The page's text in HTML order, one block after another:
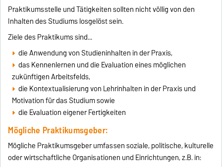
Praktikumsstelle und Tätigkeiten sollten nicht völlig von den
Inhalten des Studiums losgelöst sein.
Ziele des Praktikums sind...
die Anwendung von Studieninhalten in der Praxis,
das Kennenlernen und die Evaluation eines möglichen
zukünftigen Arbeitsfelds,
die Kontextualisierung von Lehrinhalten in der Praxis und
Motivation für das Studium sowie
die Evaluation eigener Fertigkeiten
Mögliche Praktikumsgeber:
Mögliche Praktikumsgeber umfassen soziale, politische, kulturelle
oder wirtschaftliche Organisationen und Einrichtungen, z.B. in: